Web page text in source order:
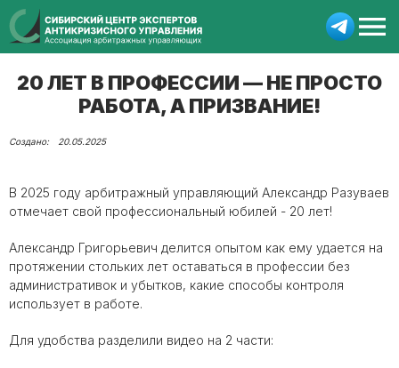
20 ЛЕТ В ПРОФЕССИИ — НЕ ПРОСТО
РАБОТА, А ПРИЗВАНИЕ!
20.05.2025
В 2025 году арбитражный управляющий Александр Разуваев
отмечает свой профессиональный юбилей - 20 лет!
Александр Григорьевич делится опытом как ему удается на
протяжении стольких лет оставаться в профессии без
административок и убытков, какие способы контроля
использует в работе.
Для удобства разделили видео на 2 части: